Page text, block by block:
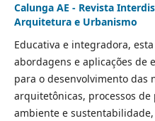
Calunga AE - Revista
Arquitetura e Urbanismo
Educativa e integradora,
abordagens e aplicações de
para o desenvolvimento das
arquitetônicas, processos
ambiente e